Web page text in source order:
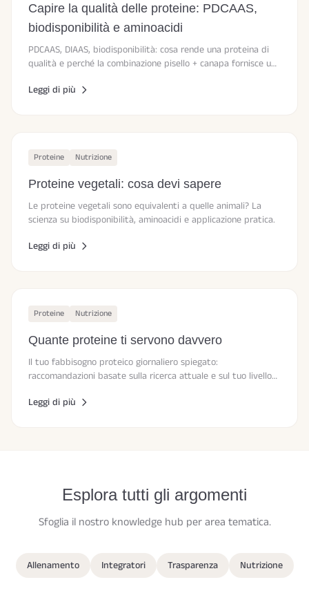
Capire la qualità delle proteine: PDCAAS,
biodisponibilità e aminoacidi
PDCAAS, DIAAS, biodisponibilità: cosa rende una proteina di
qualità e perché la combinazione pisello + canapa fornisce un
Leggi di più
Proteine Nutrizione
Proteine vegetali: cosa devi sapere
Le proteine vegetali sono equivalenti a quelle animali? La
scienza su biodisponibilità, aminoacidi e applicazione pratica.
Leggi di più
Proteine Nutrizione
Quante proteine ti servono davvero
Il tuo fabbisogno proteico giornaliero spiegato:
raccomandazioni basate sulla ricerca attuale e sul tuo livello
Leggi di più
Esplora tutti gli argomenti
Sfoglia il nostro knowledge hub per area tematica.
Allenamento Integratori Trasparenza Nutrizione